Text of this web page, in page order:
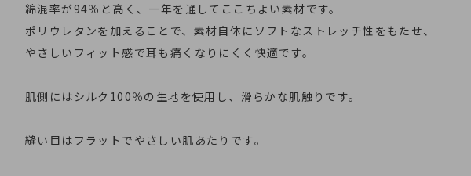
綿混率が94％と高く、一年を通してここちよい素材です。
ポリウレタンを加えることで、素材自体にソフトなストレッチ性をもたせ、
やさしいフィット感で耳も痛くなりにくく快適です。
肌側にはシルク100％の生地を使用し、滑らかな肌触りです。
縫い目はフラットでやさしい肌あたりです。